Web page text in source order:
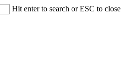
Hit enter to search or ESC to close